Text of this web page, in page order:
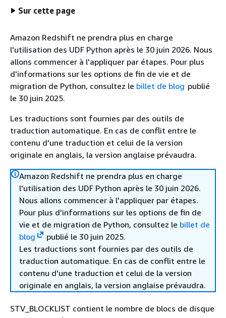
Sur cette page
Amazon Redshift ne prendra plus en charge
l'utilisation des UDF Python après le 30 juin 2026. Nous
allons commencer à l'appliquer par étapes. Pour plus
d'informations sur les options de fin de vie et de
migration de Python, consultez le billet de blog publié
le 30 juin 2025.
Les traductions sont fournies par des outils de
traduction automatique. En cas de conflit entre le
contenu d'une traduction et celui de la version
originale en anglais, la version anglaise prévaudra.
Amazon Redshift ne prendra plus en charge
l'utilisation des UDF Python après le 30 juin 2026.
Nous allons commencer à l'appliquer par étapes.
Pour plus d'informations sur les options de fin de
vie et de migration de Python, consultez le billet de
blog
publié le 30 juin 2025.
Les traductions sont fournies par des outils de
traduction automatique. En cas de conflit entre le
contenu d'une traduction et celui de la version
originale en anglais, la version anglaise prévaudra.
STV_BLOCKLIST contient le nombre de blocs de disque